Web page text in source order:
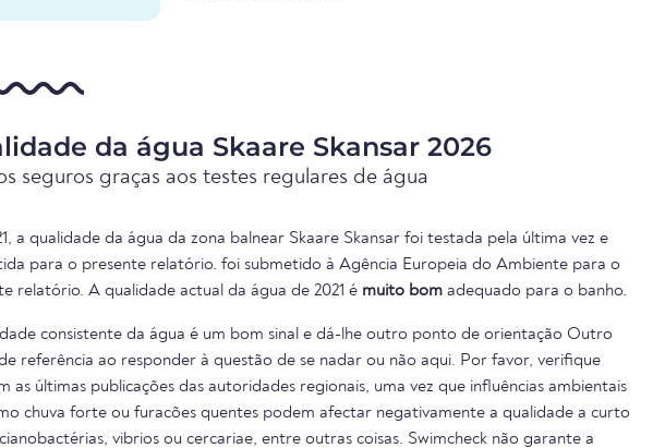
da água Skaare Skansar 2026
seguros graças aos testes regulares de água
a qualidade da água da zona balnear Skaare Skansar foi testada pela última vez e
para o presente relatório. foi submetido à Agência Europeia do Ambiente para o
relatório. A qualidade actual da água de 2021 é muito bom adequado para o banho.
consistente da água é um bom sinal e dá-lhe outro ponto de orientação Outro
referência ao responder à questão de se nadar ou não aqui. Por favor, verifique
as últimas publicações das autoridades regionais, uma vez que influências ambientais
chuva forte ou furacões quentes podem afectar negativamente a qualidade a curto
vibrios ou cercariae, entre outras coisas. Swimcheck não garante a